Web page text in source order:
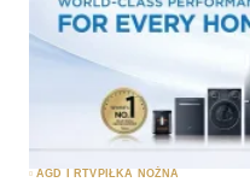
AGD I RTV PIŁKA NOŻNA